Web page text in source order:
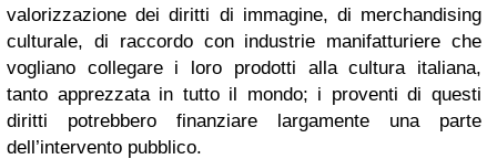
valorizzazione dei diritti di immagine, di merchandising
culturale, di raccordo con industrie manifatturiere che
vogliano collegare i loro prodotti alla cultura italiana,
tanto apprezzata in tutto il mondo; i proventi di questi
diritti potrebbero finanziare largamente una parte
dell’intervento pubblico.